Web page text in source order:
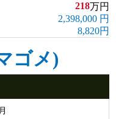
218万円
2,398,000 円
8,820円
ゴメ)